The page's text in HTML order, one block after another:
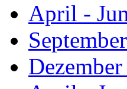
April -